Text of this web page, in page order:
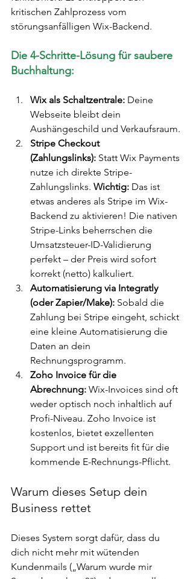
kritischen Zahlprozess vom
störungsanfälligen Wix-Backend.
Die 4-Schritte-Lösung für saubere
Buchhaltung:
Wix als Schaltzentrale: Deine
Webseite bleibt dein
Aushängeschild und Verkaufsraum.
Stripe Checkout
(Zahlungslinks): Statt Wix Payments
nutze ich direkte Stripe-
Zahlungslinks. Wichtig: Das ist
etwas anderes als Stripe im Wix-
Backend zu aktivieren! Die nativen
Stripe-Links beherrschen die
Umsatzsteuer-ID-Validierung
perfekt – der Preis wird sofort
korrekt (netto) kalkuliert.
Automatisierung via Integratly
(oder Zapier/Make): Sobald die
Zahlung bei Stripe eingeht, schickt
eine kleine Automatisierung die
Daten an dein
Rechnungsprogramm.
Zoho Invoice für die
Abrechnung: Wix-Invoices sind oft
weder optisch noch inhaltlich auf
Profi-Niveau. Zoho Invoice ist
kostenlos, bietet exzellenten
Support und ist bereits fit für die
kommende E-Rechnungs-Pflicht.
Warum dieses Setup dein
Business rettet
Dieses System sorgt dafür, dass du
dich nicht mehr mit wütenden
Kundenmails („Warum wurde mir